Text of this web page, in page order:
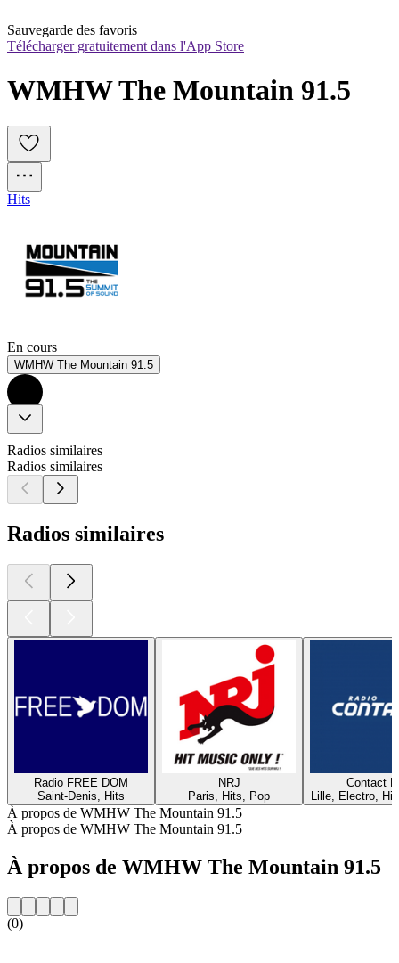
Sauvegarde des favoris
Télécharger gratuitement dans l'App Store
WMHW The Mountain 91.5
Hits
En cours
WMHW The Mountain 91.5
Radios similaires
Radios similaires
Radios similaires
Radio FREE DOM
Saint-Denis, Hits
NRJ
Paris, Hits, Pop
Contact
Lille, Electro,
À propos de WMHW The Mountain 91.5
À propos de WMHW The Mountain 91.5
À propos de WMHW The Mountain 91.5
(0)